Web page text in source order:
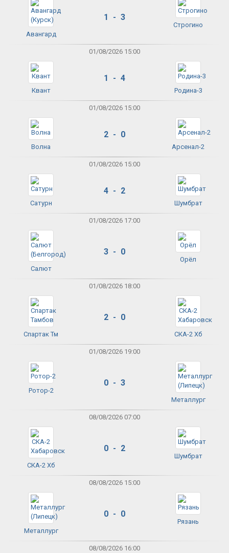
Авангард
1 - 3
Строгино
01/08/2026 15:00
Квант
1 - 4
Родина-3
01/08/2026 15:00
Волна
2 - 0
Арсенал-2
01/08/2026 15:00
Сатурн
4 - 2
Шумбрат
01/08/2026 17:00
Салют
3 - 0
Орёл
01/08/2026 18:00
Спартак Тм
2 - 0
СКА-2 Хб
01/08/2026 19:00
Ротор-2
0 - 3
Металлург
08/08/2026 07:00
СКА-2 Хб
0 - 2
Шумбрат
08/08/2026 15:00
Металлург
0 - 0
Рязань
08/08/2026 16:00